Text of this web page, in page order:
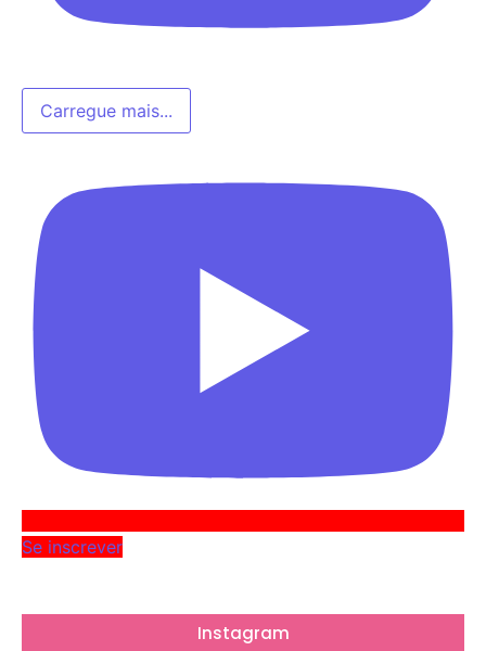
Carregue mais...
Se inscrever
Instagram